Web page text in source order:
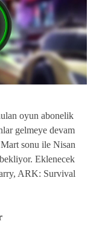
oyun abonelik
gelmeye devam
Mart sonu ile Nisan
bekliyor. Eklenecek
ARK: Survival